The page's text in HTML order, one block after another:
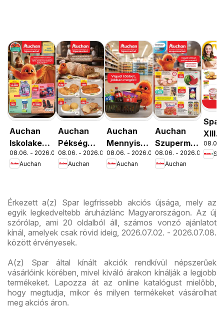
Auchan
Iskolakezdés
ajánlatok
08.06. - 2026.08.19.
Auchan
Auchan
Pékség
ajánlataink
08.06. - 2026.08.12.
Auchan
Auchan
Mennyiségi
kedvezmény
ajánlataink
08.06. - 2026.08.19.
Auchan
Auchan
Szupermarket
akciós
újság
08.06. - 2026.08.12.
Auchan
Spar
XIII.
út
08.06.
Érkezett a(z) Spar legfrissebb akciós újsága, mely az
egyik legkedveltebb áruházlánc Magyarországon. Az új
szórólap, ami 20 oldalból áll, számos vonzó ajánlatot
kínál, amelyek csak rövid ideig, 2026.07.02. - 2026.07.08.
között érvényesek.
A(z) Spar által kínált akciók rendkívül népszerűek
vásárlóink körében, mivel kiváló árakon kínálják a legjobb
termékeket. Lapozza át az online katalógust mielőbb,
hogy megtudja, mikor és milyen termékeket vásárolhat
meg akciós áron.